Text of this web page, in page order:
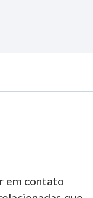
em contato